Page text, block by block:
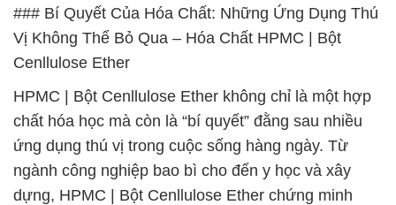
### Bí Quyết Của Hóa Chất: Những Ứng Dụng Thú
Vị Không Thể Bỏ Qua – Hóa Chất HPMC | Bột
Cenllulose Ether
HPMC | Bột Cenllulose Ether không chỉ là một hợp
chất hóa học mà còn là “bí quyết” đằng sau nhiều
ứng dụng thú vị trong cuộc sống hàng ngày. Từ
ngành công nghiệp bao bì cho đến y học và xây
dựng, HPMC | Bột Cenllulose Ether chứng minh